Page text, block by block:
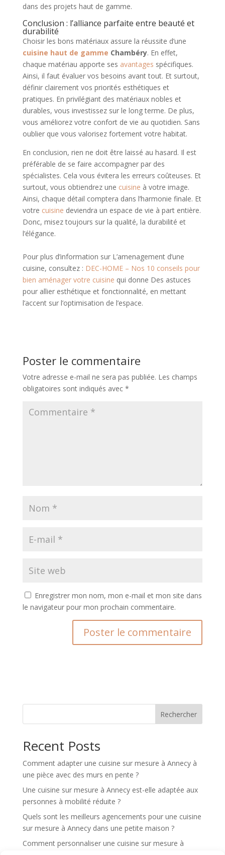
dans des projets haut de gamme.
Conclusion : l’alliance parfaite entre beauté et
durabilité
Choisir les bons matériaux assure la réussite d’une
cuisine haut de gamme Chambéry. En effet,
chaque matériau apporte ses avantages spécifiques.
Ainsi, il faut évaluer vos besoins avant tout. Et surtout,
définir clairement vos priorités esthétiques et
pratiques. En privilégiant des matériaux nobles et
durables, vous investissez sur le long terme. De plus,
vous améliorez votre confort de vie au quotidien. Sans
oublier que vous valorisez fortement votre habitat.
En conclusion, rien ne doit être laissé au hasard. Il est
préférable de se faire accompagner par des
spécialistes. Cela vous évitera les erreurs coûteuses. Et
surtout, vous obtiendrez une cuisine à votre image.
Ainsi, chaque détail comptera dans l’harmonie finale. Et
votre cuisine deviendra un espace de vie à part entière.
Donc, misez toujours sur la qualité, la durabilité et
l’élégance.
Pour plus d’information sur L’amenagement d’une
cuisine, consultez : DEC-HOME – Nos 10 conseils pour
bien aménager votre cuisine qui donne Des astuces
pour allier esthétique et fonctionnalité, en mettant
l’accent sur l’optimisation de l’espace.
Poster le commentaire
Votre adresse e-mail ne sera pas publiée. Les champs
obligatoires sont indiqués avec *
Enregistrer mon nom, mon e-mail et mon site dans
le navigateur pour mon prochain commentaire.
e
:
Rechercher
Recent Posts
Comment adapter une cuisine sur mesure à Annecy à
une pièce avec des murs en pente ?
Une cuisine sur mesure à Annecy est-elle adaptée aux
personnes à mobilité réduite ?
Quels sont les meilleurs agencements pour une cuisine
sur mesure à Annecy dans une petite maison ?
Comment personnaliser une cuisine sur mesure à